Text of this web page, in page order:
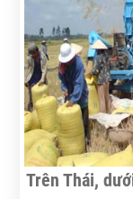
Trên Thái,